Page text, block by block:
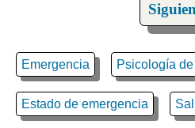
Emergencia Psicología
Estado de emergencia